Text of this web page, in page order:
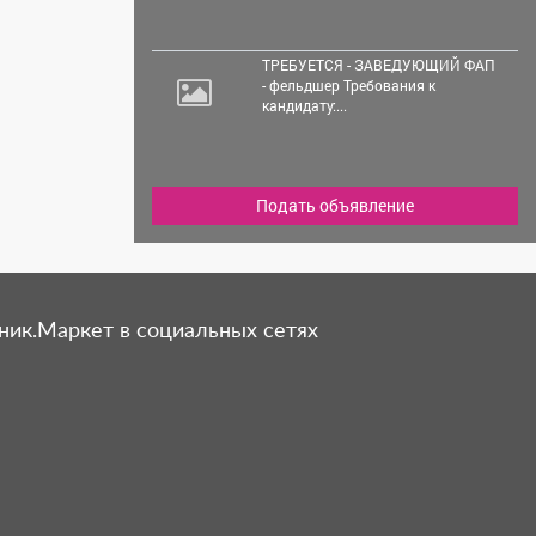
ТРЕБУЕТСЯ - ЗАВЕДУЮЩИЙ ФАП
- фельдшер Требования к
кандидату:...
Подать объявление
в социальных сетях